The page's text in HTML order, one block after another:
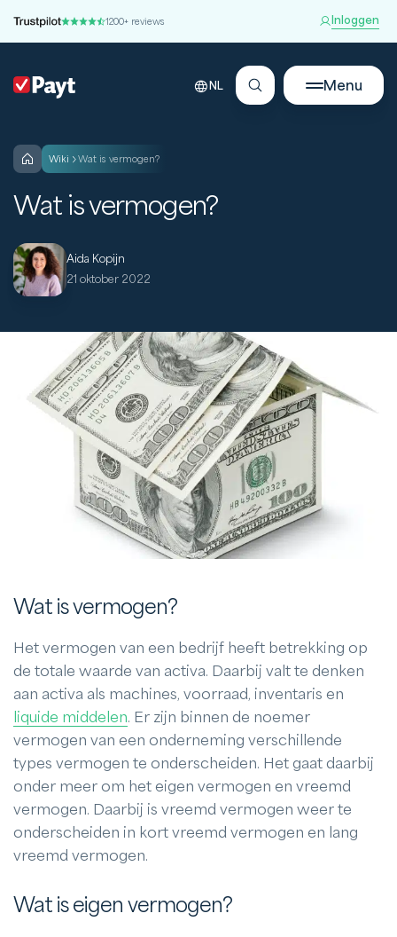
1200+ reviews Inloggen
NL Menu
wiki Wat is vermogen?
Wat is vermogen?
Aida Kopijn
21 oktober 2022
Wat is vermogen?
Het vermogen van een bedrijf heeft betrekking op
de totale waarde van activa. Daarbij valt te denken
aan activa als machines, voorraad, inventaris en
liquide middelen. Er zijn binnen de noemer
vermogen van een onderneming verschillende
types vermogen te onderscheiden. Het gaat daarbij
onder meer om het eigen vermogen en vreemd
vermogen. Daarbij is vreemd vermogen weer te
onderscheiden in kort vreemd vermogen en lang
vreemd vermogen.
Wat is eigen vermogen?